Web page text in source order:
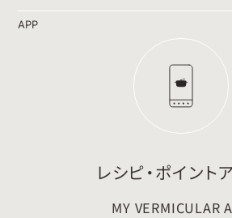
APP
レシピ・ポイント
MY VERMICULAR